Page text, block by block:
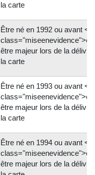
la carte
Être né en 1992 ou avant
être majeur lors de la
la carte
Être né en 1993 ou avant
être majeur lors de la
la carte
Être né en 1994 ou avant
être majeur lors de la